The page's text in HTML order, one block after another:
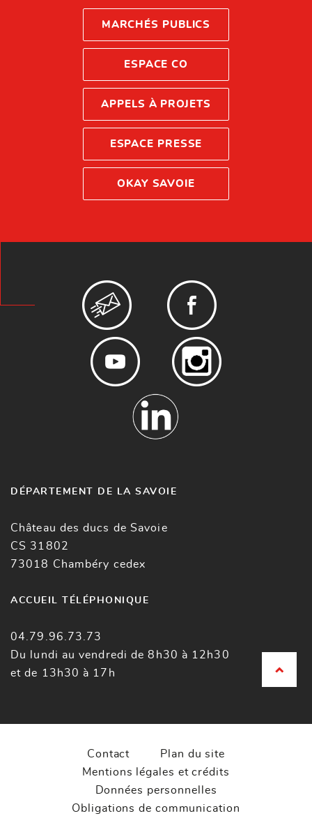
MARCHÉS PUBLICS
ESPACE CO
APPELS À PROJETS
ESPACE PRESSE
OKAY SAVOIE
DÉPARTEMENT DE LA SAVOIE
Château des ducs de Savoie
CS 31802
73018 Chambéry cedex
ACCUEIL TÉLÉPHONIQUE
04.79.96.73.73
Du lundi au vendredi de 8h30 à 12h30
et de 13h30 à 17h
Contact
Plan du site
Mentions légales et crédits
Données personnelles
Obligations de communication